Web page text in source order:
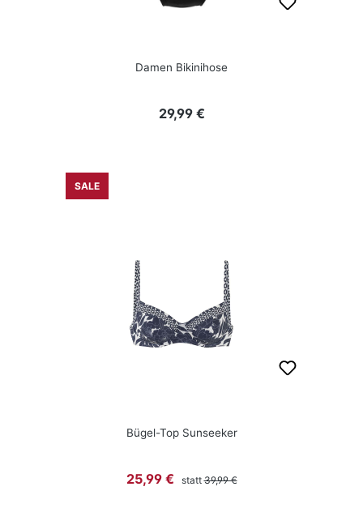
Damen Bikinihose
Regulärer Preis:
29,99 €
SALE
Bügel-Top Sunseeker
Verkaufspreis:
25,99 € stattRegulärer Preis:
39,99 €